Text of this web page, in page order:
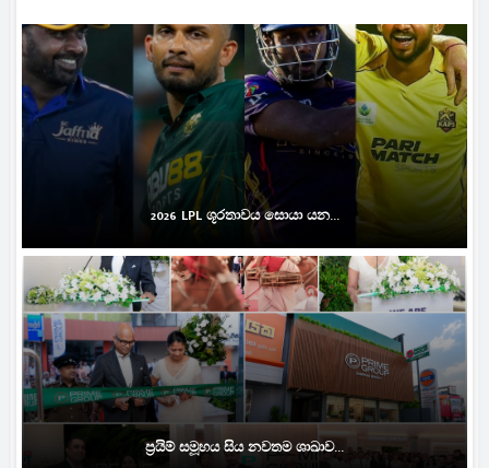
2026 LPL ශූරතාවය සොයා යන...
ප්‍රයිම් සමූහය සිය නවතම ශාඛාව...